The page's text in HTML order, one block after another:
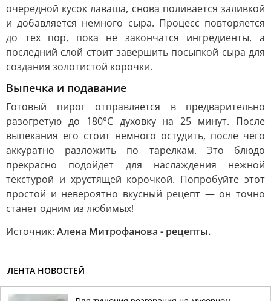
очередной кусок лаваша, снова поливается заливкой
и добавляется немного сыра. Процесс повторяется
до тех пор, пока не закончатся ингредиенты, а
последний слой стоит завершить посыпкой сыра для
создания золотистой корочки.
Выпечка и подавание
Готовый пирог отправляется в предварительно
разогретую до 180°C духовку на 25 минут. После
выпекания его стоит немного остудить, после чего
аккуратно разложить по тарелкам. Это блюдо
прекрасно подойдет для наслаждения нежной
текстурой и хрустящей корочкой. Попробуйте этот
простой и невероятно вкусный рецепт — он точно
станет одним из любимых!
Источник: Алена Митрофанова - рецепты.
ЛЕНТА НОВОСТЕЙ